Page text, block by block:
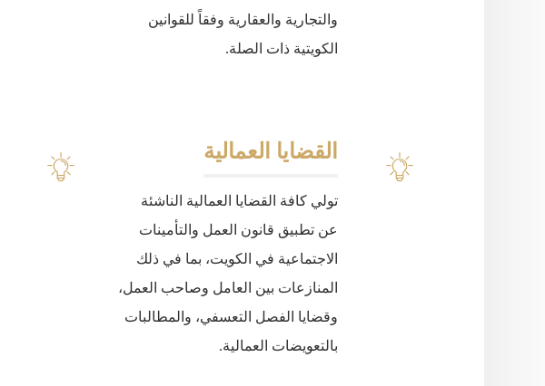
والتجارية والعقارية وفقاً للقوانين
الكويتية ذات الصلة.
القضايا العمالية
تولي كافة القضايا العمالية الناشئة
عن تطبيق قانون العمل والتأمينات
الاجتماعية في الكويت، بما في ذلك
المنازعات بين العامل وصاحب العمل،
وقضايا الفصل التعسفي، والمطالبات
بالتعويضات العمالية.